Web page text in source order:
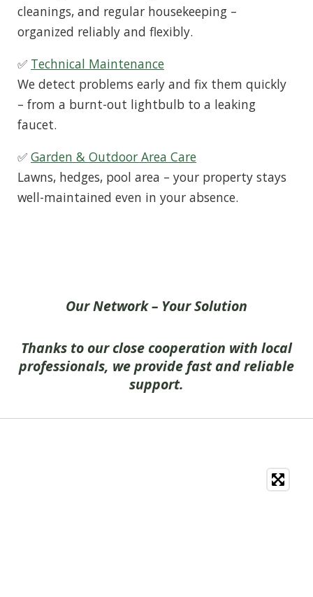
cleanings, and regular housekeeping –
organized reliably and flexibly.
✅ Technical Maintenance
We detect problems early and fix them quickly
– from a burnt-out lightbulb to a leaking
faucet.
✅ Garden & Outdoor Area Care
Lawns, hedges, pool area – your property stays
well-maintained even in your absence.
Our Network – Your Solution
Thanks to our close cooperation with local
professionals, we provide fast and reliable
support.